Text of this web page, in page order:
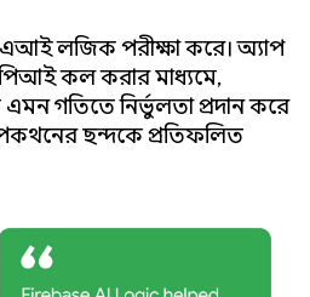
লজিক পরীক্ষা করে। অ্যাপ
কল করার মাধ্যমে,
গতিতে নির্ভুলতা প্রদান করে
ছন্দকে প্রতিফলিত